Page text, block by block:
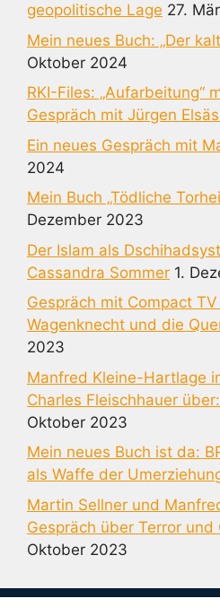
geopolitische Lage 27.
Mein neues Buch: „Der
Oktober 2024
RKI-Files: „Aufarbeitung“
Gespräch mit Jürgen
Ein neues Gespräch mit
2024
Mein Buch „Tödliche
Dezember 2023
Der Islam als
Cassandra Sommer 1.
Gespräch mit Compact
Wagenknecht und die
2023
Manfred Kleine-Hartlage
Charles Fleischhauer
Oktober 2023
Mein neues Buch ist da:
als Waffe der
Martin Sellner und
Gespräch über Terror und
Oktober 2023